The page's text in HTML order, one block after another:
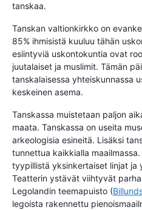
tanskaa.
Tanskan valtionkirkko on
85% ihmisistä kuuluu tähän
esiintyviä uskontokuntia ovat
juutalaiset ja muslimit. Tämän
tanskalaisessa yhteiskunnassa
keskeinen asema.
Tanskassa muistetaan paljon
maata. Tanskassa on useita
arkeologisia esineitä. Lisäksi
tunnettua kaikkialla
tyypillistä yksinkertaiset linjat ja
Teatterin ystävät viihtyvät
Legolandin teemapuisto (
legoista rakennettu